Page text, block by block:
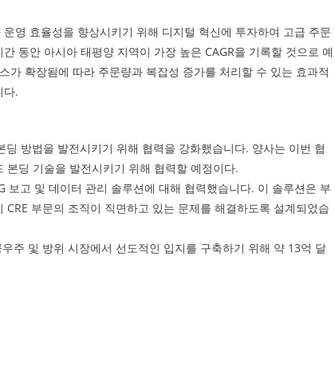
영 효율성을 향상시키기 위해 디지털 혁신에 투자하여 고급 주문
동안 아시아 태평양 지역이 가장 높은 CAGR을 기록할 것으로 예
가 확장됨에 따라 주문량과 복잡성 증가를 처리할 수 있는 효과적
다.
방법을 발전시키기 위해 협력을 강화했습니다. 양사는 이번 협
딩 기술을 발전시키기 위해 협력할 예정이다.
보고 및 데이터 관리 솔루션에 대해 협력했습니다. 이 솔루션은 부
부문의 조직이 직면하고 있는 문제를 해결하도록 설계되었습
주 및 방위 시장에서 선도적인 입지를 구축하기 위해 약 13억 달